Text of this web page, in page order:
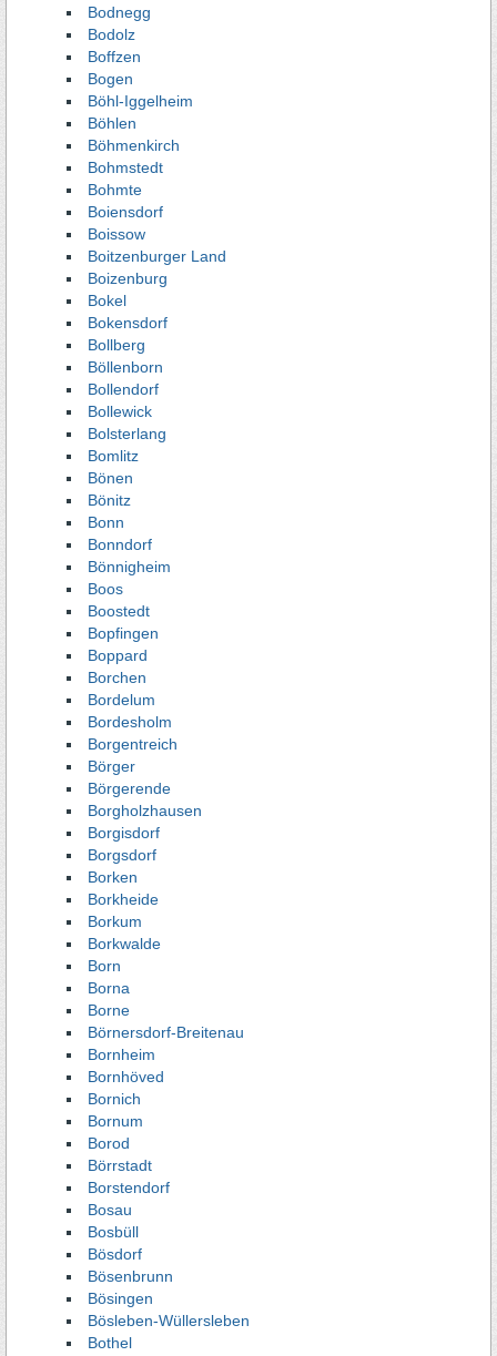
Bodnegg
Bodolz
Boffzen
Bogen
Böhl-Iggelheim
Böhlen
Böhmenkirch
Bohmstedt
Bohmte
Boiensdorf
Boissow
Boitzenburger Land
Boizenburg
Bokel
Bokensdorf
Bollberg
Böllenborn
Bollendorf
Bollewick
Bolsterlang
Bomlitz
Bönen
Bönitz
Bonn
Bonndorf
Bönnigheim
Boos
Boostedt
Bopfingen
Boppard
Borchen
Bordelum
Bordesholm
Borgentreich
Börger
Börgerende
Borgholzhausen
Borgisdorf
Borgsdorf
Borken
Borkheide
Borkum
Borkwalde
Born
Borna
Borne
Börnersdorf-Breitenau
Bornheim
Bornhöved
Bornich
Bornum
Borod
Börrstadt
Borstendorf
Bosau
Bosbüll
Bösdorf
Bösenbrunn
Bösingen
Bösleben-Wüllersleben
Bothel